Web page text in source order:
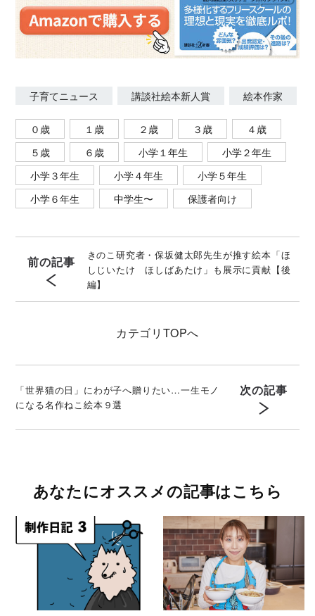
子育てニュース 講談社絵本新人賞 絵本作家
０歳 １歳 ２歳 ３歳
４歳
５歳
６歳 小学１年生
小学２年生
小学３年生
小学４年生
小学５年生
小学６年生
中学生〜 保護者向け
前の記事
きのこ研究者・保坂健太郎先生が推す絵本「ほ
しじいたけ ほしばあたけ」も展示に貢献【後
編】
カテゴリ TOPへ
「世界猫の日」にわが子へ贈りたい…一生モノ
になる名作ねこ絵本９選
次の記事
あなたにオススメの記事はこちら